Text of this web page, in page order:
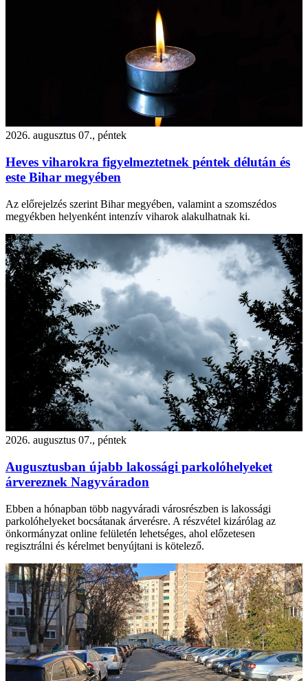
2026. augusztus 07., péntek
Heves viharokra figyelmeztetnek péntek délután és
este Bihar megyében
Az előrejelzés szerint Bihar megyében, valamint a szomszédos
megyékben helyenként intenzív viharok alakulhatnak ki.
2026. augusztus 07., péntek
Augusztusban újabb lakossági parkolóhelyeket
árvereznek Nagyváradon
Ebben a hónapban több nagyváradi városrészben is lakossági
parkolóhelyeket bocsátanak árverésre. A részvétel kizárólag az
önkormányzat online felületén lehetséges, ahol előzetesen
regisztrálni és kérelmet benyújtani is kötelező.